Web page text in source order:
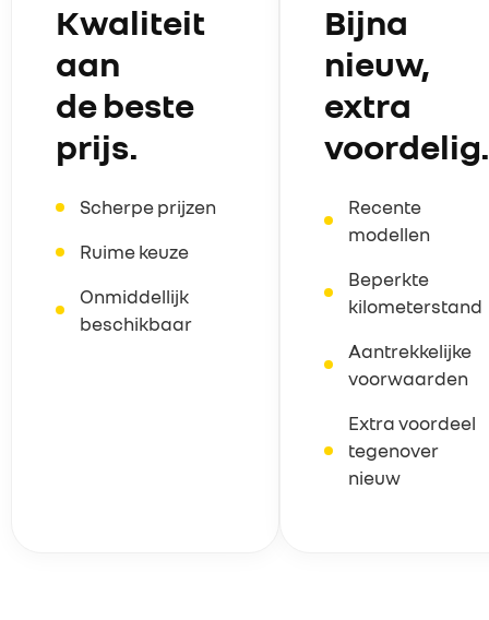
Kwaliteit
aan
de beste
prijs.
Scherpe prijzen
Ruime keuze
Onmiddellijk
beschikbaar
Bijna
nieuw,
extra
voordelig.
Recente
modellen
Beperkte
kilometerstand
Aantrekkelijke
voorwaarden
Extra voordeel
tegenover
nieuw